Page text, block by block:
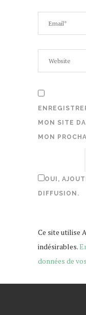
MON SITE
MON
OUI,
DIFFUSION.
Ce site utilise
indésirables.
données de